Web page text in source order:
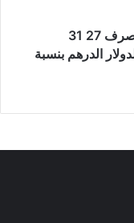
مركز الأبحاث:سوق الصرف 27 31
الدرهم بنسبة